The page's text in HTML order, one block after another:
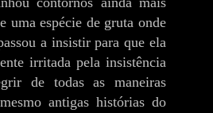
uma espécie de gruta onde
a insistir para que ela
irritada pela insistência
de todas as maneiras
antigas histórias do